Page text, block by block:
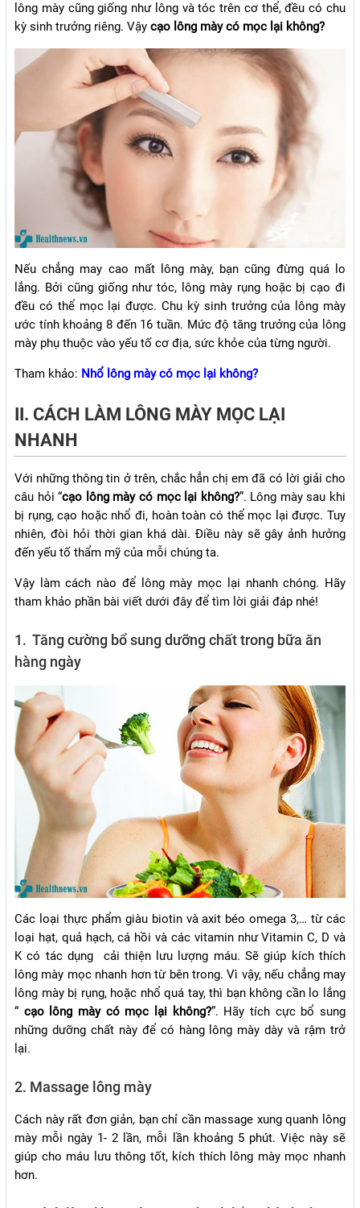
lông mày cũng giống như lông và tóc trên cơ thể, đều có chu
kỳ sinh trưởng riêng. Vậy cạo lông mày có mọc lại không?
Nếu chẳng may cao mất lông mày, bạn cũng đừng quá lo
lắng. Bởi cũng giống như tóc, lông mày rụng hoặc bị cạo đi
đều có thể mọc lại được. Chu kỳ sinh trưởng của lông mày
ước tính khoảng 8 đến 16 tuần. Mức độ tăng trưởng của lông
mày phụ thuộc vào yếu tố cơ địa, sức khỏe của từng người.
Tham khảo: Nhổ lông mày có mọc lại không?
II. CÁCH LÀM LÔNG MÀY MỌC LẠI
NHANH
Với những thông tin ở trên, chắc hẳn chị em đã có lời giải cho
câu hỏi “cạo lông mày có mọc lại không?”. Lông mày sau khi
bị rụng, cạo hoặc nhổ đi, hoàn toàn có thể mọc lại được. Tuy
nhiên, đòi hỏi thời gian khá dài. Điều này sẽ gây ảnh hưởng
đến yếu tố thẩm mỹ của mỗi chúng ta.
Vậy làm cách nào để lông mày mọc lại nhanh chóng. Hãy
tham khảo phần bài viết dưới đây để tìm lời giải đáp nhé!
1. Tăng cường bổ sung dưỡng chất trong bữa ăn
hàng ngày
Các loại thực phẩm giàu biotin và axit béo omega 3,… từ các
loại hạt, quả hạch, cá hồi và các vitamin như Vitamin C, D và
K có tác dụng cải thiện lưu lượng máu. Sẽ giúp kích thích
lông mày mọc nhanh hơn từ bên trong. Vì vậy, nếu chẳng may
lông mày bị rụng, hoặc nhổ quá tay, thì bạn không cần lo lắng
“ cạo lông mày có mọc lại không?”. Hãy tích cực bổ sung
những dưỡng chất này để có hàng lông mày dày và rậm trở
lại.
2. Massage lông mày
Cách này rất đơn giản, bạn chỉ cần massage xung quanh lông
mày mỗi ngày 1- 2 lần, mỗi lần khoảng 5 phút. Việc này sẽ
giúp cho máu lưu thông tốt, kích thích lông mày mọc nhanh
hơn.